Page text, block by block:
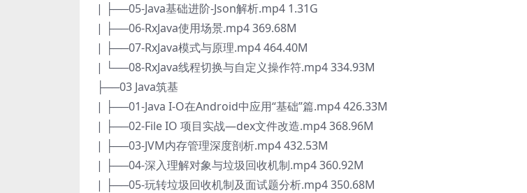
| ├──05-Java基础进阶-Json解析.mp4 1.31G
| ├──06-RxJava使用场景.mp4 369.68M
| ├──07-RxJava模式与原理.mp4 464.40M
| └──08-RxJava线程切换与自定义操作符.mp4 334.93M
├──03 Java筑基
| ├──01-Java I-O在Android中应用“基础”篇.mp4 426.33M
| ├──02-File IO 项目实战—dex文件改造.mp4 368.96M
| ├──03-JVM内存管理深度剖析.mp4 432.53M
| ├──04-深入理解对象与垃圾回收机制.mp4 360.92M
| ├──05-玩转垃圾回收机制及面试题分析.mp4 350.68M